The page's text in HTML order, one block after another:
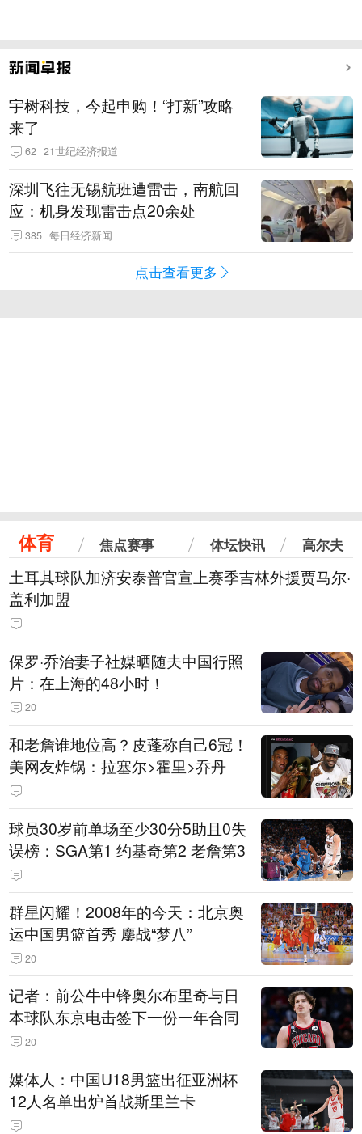
宇树科技，今起申购！“打新”攻略
来了
62 21世纪经济报道
深圳飞往无锡航班遭雷击，南航回
应：机身发现雷击点20余处
385 每日经济新闻
点击查看更多
体育 焦点赛事 体坛快讯 高尔夫
土耳其球队加济安泰普官宣上赛季吉林外援贾马尔·
盖利加盟
保罗·乔治妻子社媒晒随夫中国行照
片：在上海的48小时！
20
和老詹谁地位高？皮蓬称自己6冠！
美网友炸锅：拉塞尔>霍里>乔丹
球员30岁前单场至少30分5助且0失
误榜：SGA第1 约基奇第2 老詹第3
群星闪耀！2008年的今天：北京奥
运中国男篮首秀 鏖战“梦八”
20
记者：前公牛中锋奥尔布里奇与日
本球队东京电击签下一份一年合同
20
媒体人：中国U18男篮出征亚洲杯
12人名单出炉首战斯里兰卡